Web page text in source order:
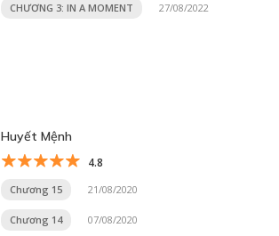
CHƯƠNG 3: IN A MOMENT 27/08/2022
Huyết Mệnh
4.8
Chương 15 21/08/2020
Chương 14 07/08/2020